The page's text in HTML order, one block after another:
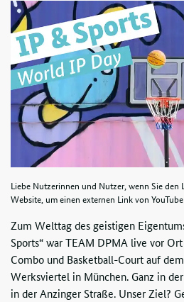
Liebe Nutzerinnen und Nutzer, wenn Sie den
Website, um einen externen Link von
Zum Welttag des geistigen
Sports“ war TEAM DPMA live vor
Combo und Basketball-Court auf
Werksviertel in München. Ganz in
in der Anzinger Straße. Unser Ziel?